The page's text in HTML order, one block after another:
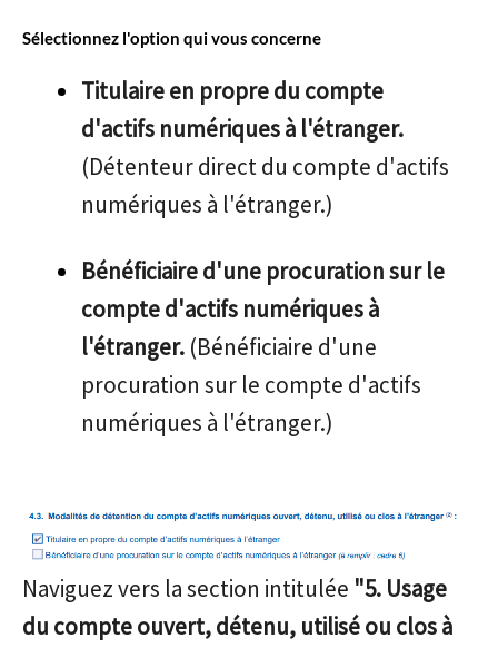
Sélectionnez l'option qui vous concerne
Titulaire en propre du compte
d'actifs numériques à l'étranger.
(Détenteur direct du compte d'actifs
numériques à l'étranger.)
Bénéficiaire d'une procuration sur le
compte d'actifs numériques à
l'étranger. (Bénéficiaire d'une
procuration sur le compte d'actifs
numériques à l'étranger.)
Naviguez vers la section intitulée "5. Usage
du compte ouvert, détenu, utilisé ou clos à